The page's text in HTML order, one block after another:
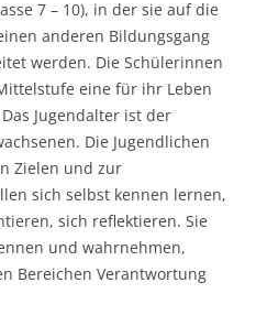
7 – 10), in der sie auf die
anderen Bildungsgang
werden. Die Schülerinnen
eine für ihr Leben
Jugendalter ist der
Die Jugendlichen
Zielen und zur
sich selbst kennen lernen,
sich reflektieren. Sie
und wahrnehmen,
Bereichen Verantwortung